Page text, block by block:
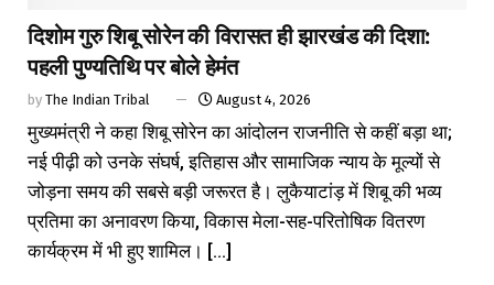
दिशोम गुरु शिबू सोरेन की विरासत ही झारखंड की दिशा:
पहली पुण्यतिथि पर बोले हेमंत
by The Indian Tribal August 4, 2026
मुख्यमंत्री ने कहा शिबू सोरेन का आंदोलन राजनीति से कहीं बड़ा था;
नई पीढ़ी को उनके संघर्ष, इतिहास और सामाजिक न्याय के मूल्यों से
जोड़ना समय की सबसे बड़ी जरूरत है। लुकैयाटांड़ में शिबू की भव्य
प्रतिमा का अनावरण किया, विकास मेला-सह-परितोषिक वितरण
कार्यक्रम में भी हुए शामिल। [...]